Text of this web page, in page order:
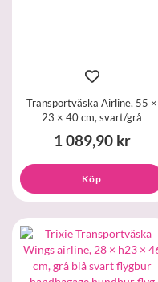
Transportväska Airline, 55 ×
23 × 40 cm, svart/grå
1 089,90 kr
Köp